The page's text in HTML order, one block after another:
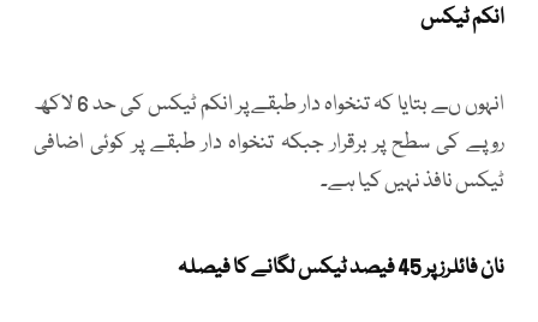
انکم ٹیکس
انہوں ںے بتایا کہ تنخواہ دار طبقے پر انکم ٹیکس کی حد 6 لاکھ
روپے کی سطح پر برقرار جبکہ تنخواہ دار طبقے پر کوئی اضافی
ٹیکس نافذ نہیں کیا ہے۔
نان فائلرز پر 45 فیصد ٹیکس لگانے کا فیصلہ